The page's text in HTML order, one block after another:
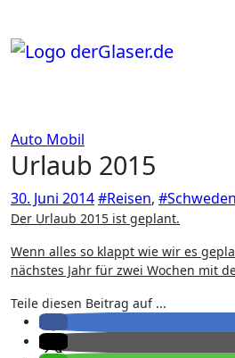
springen
Auto Mobil
Urlaub 2015
30. Juni 2014#Reisen, #Schweden
Der Urlaub 2015 ist geplant.
Wenn alles so klappt wie wir es
nächstes Jahr für zwei Wochen mit
Teile diesen Beitrag auf ...